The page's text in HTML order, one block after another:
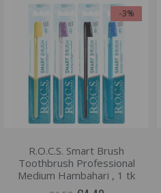
-3%
R.O.C.S. Smart Brush
Toothbrush Professional
Medium Hambahari , 1 tk